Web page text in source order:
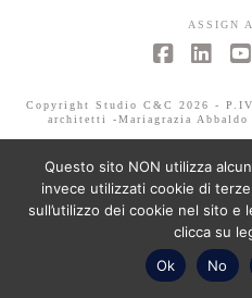
ASSIGN
Copyright Studio C&C 2026 -
architetti -Mariagrazia
Questo sito NON utilizza
invece utilizzati cookie di
sull’utilizzo dei cookie nel sito e
clicca su
Ok
No